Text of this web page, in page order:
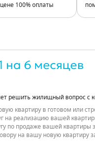
100% оплаты
на 6 месяцев
решить жилищный вопрос с
квартиру в готовом или
на реализацию вашей
по продаже вашей
на вашу новую квартиру